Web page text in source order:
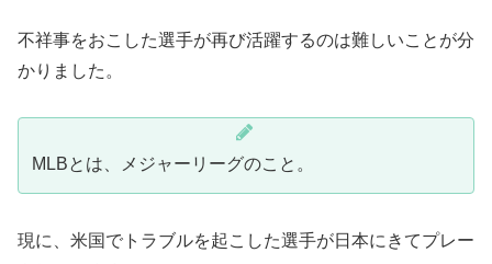
不祥事をおこした選手が再び活躍するのは難しいことが分
かりました。
MLBとは、メジャーリーグのこと。
現に、米国でトラブルを起こした選手が日本にきてプレー